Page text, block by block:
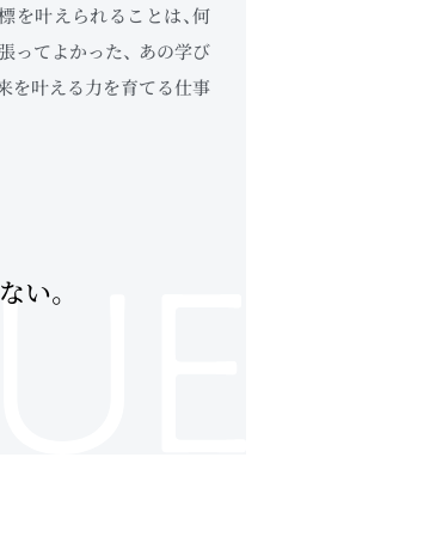
を叶えられることは、何
ってよかった、 あの学び
を叶える力を育てる仕事
い。